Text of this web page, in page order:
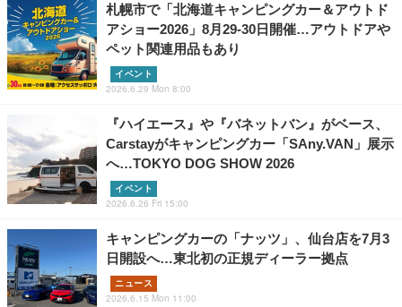
札幌市で「北海道キャンピングカー＆アウトド
アショー2026」8月29‐30日開催…アウトドアや
ペット関連用品もあり
イベント
2026.6.29 Mon 8:00
『ハイエース』や『バネットバン』がベース、
Carstayがキャンピングカー「SAny.VAN」展示
へ…TOKYO DOG SHOW 2026
イベント
2026.6.26 Fri 15:00
キャンピングカーの「ナッツ」、仙台店を7月3
日開設へ…東北初の正規ディーラー拠点
ニュース
2026.6.15 Mon 11:00